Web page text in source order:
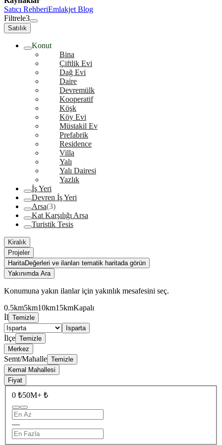
Satıcı RehberiEmlakjet Blog
Filtrele3
Satılık
Konut
Bina
Çiftlik Evi
Dağ Evi
Daire
Devremülk
Kooperatif
Köşk
Köy Evi
Müstakil Ev
Prefabrik
Residence
Villa
Yalı
Yalı Dairesi
Yazlık
İş Yeri
Devren İş Yeri
Arsa(3)
Kat Karşılığı Arsa
Turistik Tesis
Kiralık
Projeler
HaritaDeğerleri ve ilanları tematik haritada görün
Yakınımda Ara
Konumuna yakın ilanlar için yakınlık mesafesini seç.
0.5km5km10km15kmKapalı
İl Temizle
Isparta
İlçe Temizle
Merkez
Semt/Mahalle Temizle
Kemal Mahallesi
Fiyat
0 ₺50M+ ₺
—